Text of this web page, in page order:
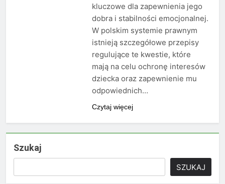
kluczowe dla zapewnienia jego
dobra i stabilności emocjonalnej.
W polskim systemie prawnym
istnieją szczegółowe przepisy
regulujące te kwestie, które
mają na celu ochronę interesów
dziecka oraz zapewnienie mu
odpowiednich…
Czytaj więcej
Szukaj
SZUKAJ